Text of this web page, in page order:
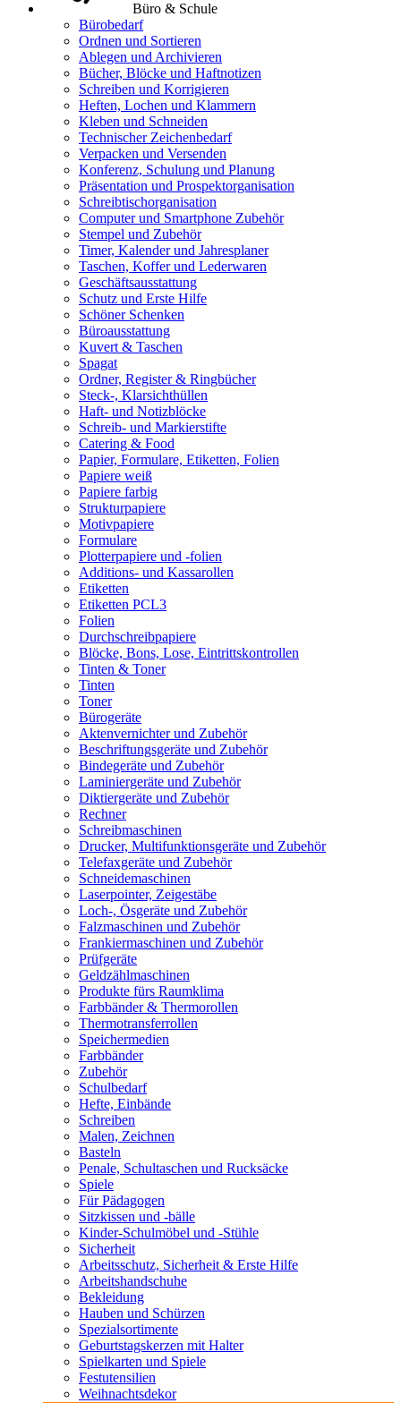
Büro & Schule
Bürobedarf
Ordnen und Sortieren
Ablegen und Archivieren
Bücher, Blöcke und Haftnotizen
Schreiben und Korrigieren
Heften, Lochen und Klammern
Kleben und Schneiden
Technischer Zeichenbedarf
Verpacken und Versenden
Konferenz, Schulung und Planung
Präsentation und Prospektorganisation
Schreibtischorganisation
Computer und Smartphone Zubehör
Stempel und Zubehör
Timer, Kalender und Jahresplaner
Taschen, Koffer und Lederwaren
Geschäftsausstattung
Schutz und Erste Hilfe
Schöner Schenken
Büroausstattung
Kuvert & Taschen
Spagat
Ordner, Register & Ringbücher
Steck-, Klarsichthüllen
Haft- und Notizblöcke
Schreib- und Markierstifte
Catering & Food
Papier, Formulare, Etiketten, Folien
Papiere weiß
Papiere farbig
Strukturpapiere
Motivpapiere
Formulare
Plotterpapiere und -folien
Additions- und Kassarollen
Etiketten
Etiketten PCL3
Folien
Durchschreibpapiere
Blöcke, Bons, Lose, Eintrittskontrollen
Tinten & Toner
Tinten
Toner
Bürogeräte
Aktenvernichter und Zubehör
Beschriftungsgeräte und Zubehör
Bindegeräte und Zubehör
Laminiergeräte und Zubehör
Diktiergeräte und Zubehör
Rechner
Schreibmaschinen
Drucker, Multifunktionsgeräte und Zubehör
Telefaxgeräte und Zubehör
Schneidemaschinen
Laserpointer, Zeigestäbe
Loch-, Ösgeräte und Zubehör
Falzmaschinen und Zubehör
Frankiermaschinen und Zubehör
Prüfgeräte
Geldzählmaschinen
Produkte fürs Raumklima
Farbbänder & Thermorollen
Thermotransferrollen
Speichermedien
Farbbänder
Zubehör
Schulbedarf
Hefte, Einbände
Schreiben
Malen, Zeichnen
Basteln
Penale, Schultaschen und Rucksäcke
Spiele
Für Pädagogen
Sitzkissen und -bälle
Kinder-Schulmöbel und -Stühle
Sicherheit
Arbeitsschutz, Sicherheit & Erste Hilfe
Arbeitshandschuhe
Bekleidung
Hauben und Schürzen
Spezialsortimente
Geburtstagskerzen mit Halter
Spielkarten und Spiele
Festutensilien
Weihnachtsdekor